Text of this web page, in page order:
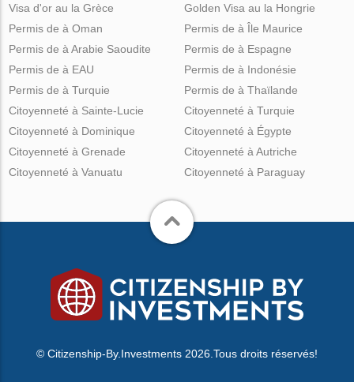
Visa d'or au la Grèce
Golden Visa au la Hongrie
Permis de à Oman
Permis de à Arabie Saoudite
Permis de à EAU
Permis de à Turquie
Permis de à Île Maurice
Permis de à Espagne
Permis de à Indonésie
Permis de à Thaïlande
Citoyenneté à Sainte-Lucie
Citoyenneté à Dominique
Citoyenneté à Grenade
Citoyenneté à Vanuatu
Citoyenneté à Turquie
Citoyenneté à Égypte
Citoyenneté à Autriche
Citoyenneté à Paraguay
© Citizenship-By.Investments 2026.Tous droits réservés!